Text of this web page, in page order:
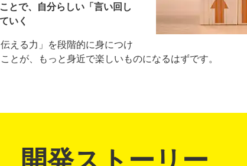
とで、自分らしい「言い回し
いく
える力」を段階的に身につけ
とが、もっと身近で楽しいものになるはずです。